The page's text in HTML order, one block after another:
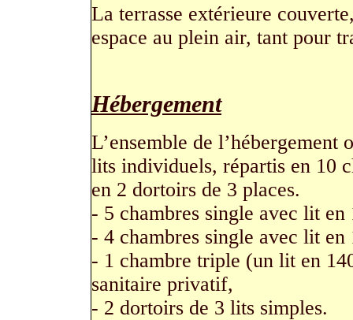
La terrasse extérieure
espace au plein air, tant pour
Hébergement
L’ensemble de
lits individuels, répartis en 10
en 2 dortoirs de 3 places.
- 5 chambres single avec lit
- 4 chambres single avec lit
- 1 chambre triple (un lit en
sanitaire privatif,
- 2 dortoirs de 3 lits simples.